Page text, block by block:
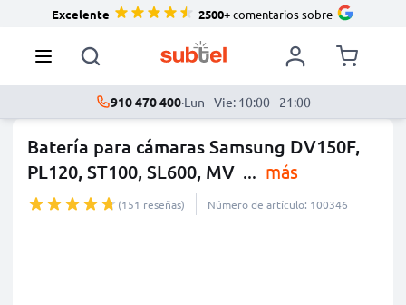
Excelente 2500+comentarios sobre
910 470 400·Lun - Vie: 10:00 - 21:00
Batería para cámaras Samsung DV150F,
PL120, ST100, SL600, MV ... más
(151 reseñas) Número de artículo: 100346